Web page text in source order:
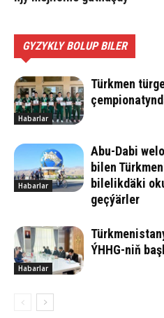
GYZYKLY BOLUP BILER
Habarlar
Türkmen
Habarlar
Abu-Da­bi
bi­len
bi­le­lik­dä­ki
geçýärler
Habarlar
ÝHHG-niň